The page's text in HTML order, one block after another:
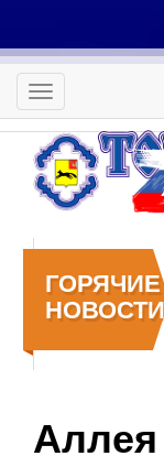
основному
содержанию
Меню
учётной
записи
Toggle
navigation
ГОРЯЧИЕ
НОВОСТИ
Аллея